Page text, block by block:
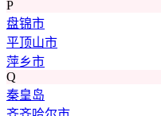
P
盘锦市
平顶山市
萍乡市
Q
秦皇岛